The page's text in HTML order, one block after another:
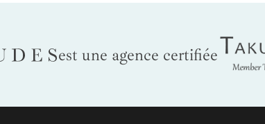
est une agence certifiée